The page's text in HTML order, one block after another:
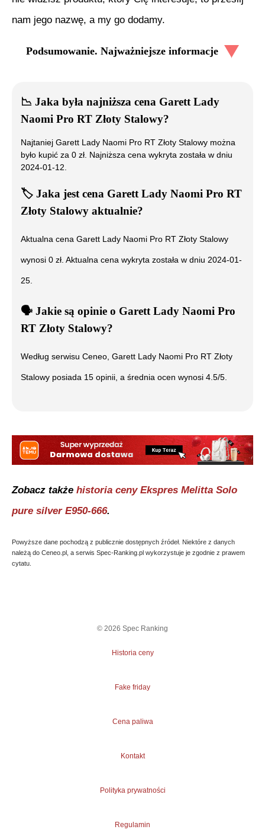
nam jego nazwę, a my go dodamy.
Podsumowanie. Najważniejsze informacje
📉 Jaka była najniższa cena Garett Lady
Naomi Pro RT Złoty Stalowy?
Najtaniej Garett Lady Naomi Pro RT Złoty Stalowy można
było kupić za 0 zł. Najniższa cena wykryta została w dniu
2024-01-12.
🏷️ Jaka jest cena Garett Lady Naomi Pro RT
Złoty Stalowy aktualnie?
Aktualna cena Garett Lady Naomi Pro RT Złoty Stalowy
wynosi 0 zł. Aktualna cena wykryta została w dniu 2024-01-
25
🗣️ ️ Jakie są opinie o Garett Lady Naomi Pro
RT Złoty Stalowy?
Według serwisu Ceneo, Garett Lady Naomi Pro RT Złoty
Stalowy posiada 15 opinii, a średnia ocen wynosi 4.5/5.
Zobacz także historia ceny Ekspres Melitta Solo
pure silver E950-666.
Powyższe dane pochodzą z publicznie dostępnych źródeł. Niektóre z danych
należą do Ceneo.pl, a serwis Spec-Ranking.pl wykorzystuje je zgodnie z prawem
cytatu.
© 2026 Spec Ranking
Historia ceny
Fake friday
Cena paliwa
Kontakt
Polityka prywatności
Regulamin